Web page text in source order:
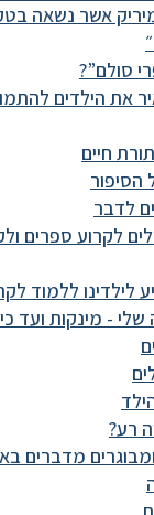
אשר נשאה
סולם”?
את הילדים
חיים
הסיפור
לדבר
לקרוע ספרים
לילדינו ללמוד
שלי - מינקות ועד
רע?
מדברים